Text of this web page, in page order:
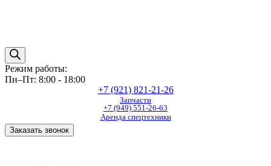
Режим работы:
Пн–Пт: 8:00 - 18:00
+7 (921) 821-21-26
Запчасти
+7 (949) 551-26-63
Аренда спецтехники
Заказать звонок